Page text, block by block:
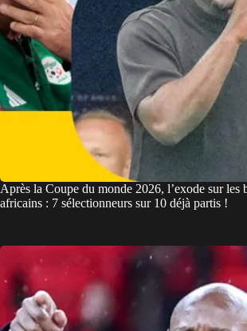
Après la Coupe du monde 2026, l’exode sur les
africains : 7 sélectionneurs sur 10 déjà partis !